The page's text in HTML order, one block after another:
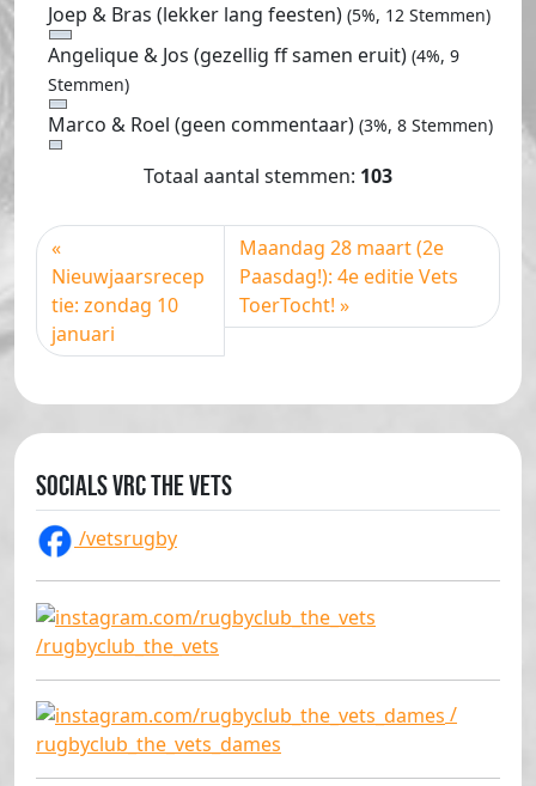
Joep & Bras (lekker lang feesten) (5%, 12 Stemmen)
Angelique & Jos (gezellig ff samen eruit) (4%, 9
Stemmen)
Marco & Roel (geen commentaar) (3%, 8 Stemmen)
Totaal aantal stemmen: 103
Nieuwjaarsrecep
tie: zondag 10
januari
Maandag 28 maart (2e
Paasdag!): 4e editie Vets
ToerTocht!
Socials VRC The Vets
/vetsrugby
/rugbyclub_the_vets
/
rugbyclub_the_vets_dames